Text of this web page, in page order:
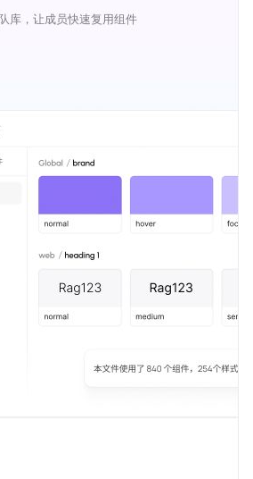
库，让成员快速复用组件